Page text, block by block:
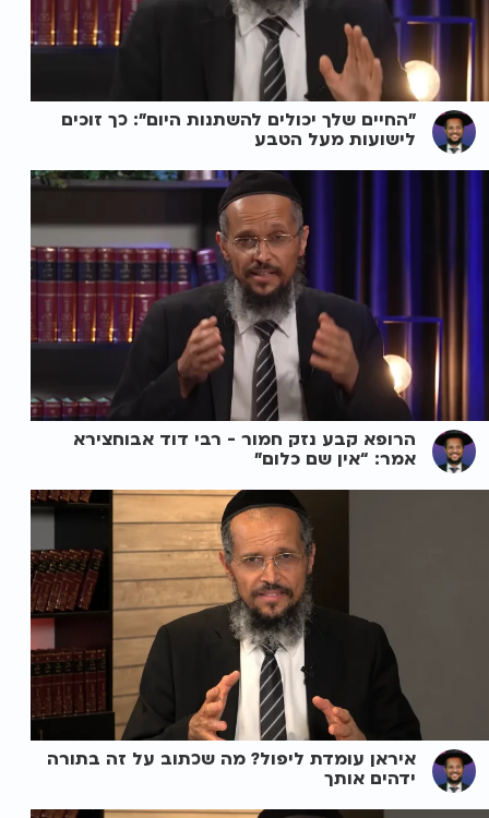
"החיים שלך יכולים להשתנות היום": כך זוכים
לישועות מעל הטבע
הרופא קבע נזק חמור - רבי דוד אבוחצירא
אמר: “אין שם כלום”
איראן עומדת ליפול? מה שכתוב על זה בתורה
ידהים אותך